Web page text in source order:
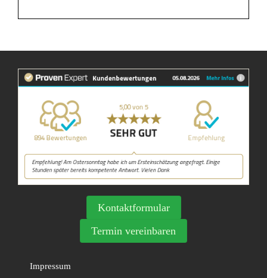
Kontaktformular
Termin vereinbaren
Impressum